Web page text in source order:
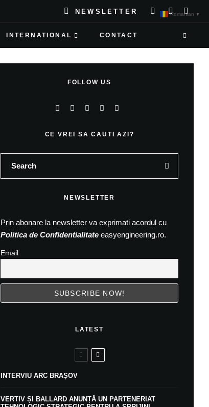
NEWSLETTER
INTERNATIONAL CONTACT
FOLLOW US
CE VREI SA CAUTI AZI?
NEWSLETTER
Prin abonare la newsletter va exprimati acordul cu
Politica de Confidentialitate easyengineering.ro.
Email
LATEST
INTERVIU ARC BRAȘOV
VERTIV ȘI BALLARD ANUNȚĂ UN PARTENERIAT
Romanian ▼